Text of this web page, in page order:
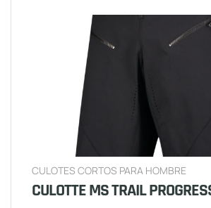
CULOTES CORTOS PARA HOMBRE
CULOTTE MS TRAIL